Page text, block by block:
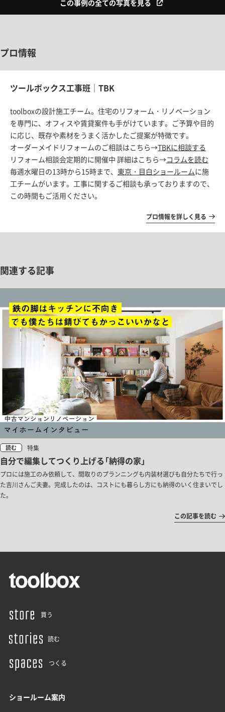
この事例の全ての写真を見る
プロ情報
ツールボックス工事班｜TBK
toolboxの設計施工チーム。住宅のリフォーム・リノベーション
を専門に、オフィスや賃貸案件も手がけています。ご予算や目的
に応じ、既存や素材をうまく活かしたご提案が特徴です。
オーダーメイドリフォームのご相談はこちら→TBKに相談する
リフォーム相談会定期的に開催中 詳細はこちら→コラムを読む
毎週水曜日の13時から15時まで、 東京・目白ショールームに施
工チームがいます。工事に関するご相談も承っておりますので、
この時間もご活用ください。
プロ情報を詳しく見る
関連する記事
読む 特集
自分で編集してつくり上げる「納得の家」
プロには施工のみ依頼して、間取りのプランニングも内装材選びも自分たちで行っ
た吉川さんご夫妻。完成したのは、コストにも暮らし方にも納得のいく住まいでし
た。
この記事を読む
買う
読む
つくる
ショールーム案内